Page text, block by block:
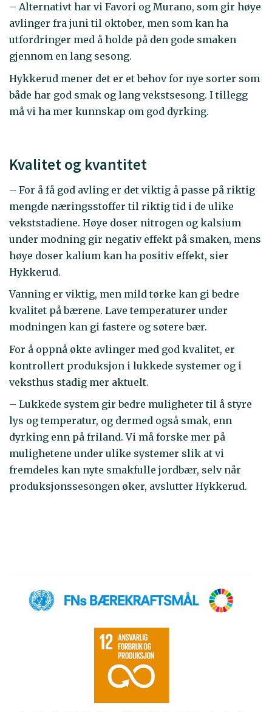
– Alternativt har vi Favori og Murano, som gir høye
avlinger fra juni til oktober, men som kan ha
utfordringer med å holde på den gode smaken
gjennom en lang sesong.
Hykkerud mener det er et behov for nye sorter som
både har god smak og lang vekstsesong. I tillegg
må vi ha mer kunnskap om god dyrking.
Kvalitet og kvantitet
– For å få god avling er det viktig å passe på riktig
mengde næringsstoffer til riktig tid i de ulike
vekststadiene. Høye doser nitrogen og kalsium
under modning gir negativ effekt på smaken, mens
høye doser kalium kan ha positiv effekt, sier
Hykkerud.
Vanning er viktig, men mild tørke kan gi bedre
kvalitet på bærene. Lave temperaturer under
modningen kan gi fastere og søtere bær.
For å oppnå økte avlinger med god kvalitet, er
kontrollert produksjon i lukkede systemer og i
veksthus stadig mer aktuelt.
– Lukkede system gir bedre muligheter til å styre
lys og temperatur, og dermed også smak, enn
dyrking enn på friland. Vi må forske mer på
mulighetene under ulike systemer slik at vi
fremdeles kan nyte smakfulle jordbær, selv når
produksjonssesongen øker, avslutter Hykkerud.